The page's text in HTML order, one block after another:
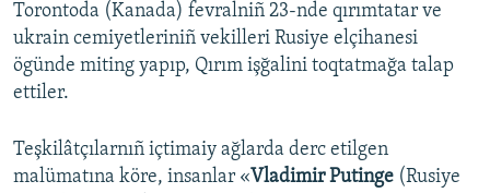
RFE/RS bütün saytları
Torontoda (Kanada) fevralniñ 23-nde qırımtatar ve
ukrain cemiyetleriniñ vekilleri Rusiye elçihanesi
ögünde miting yapıp, Qırım işğalini toqtatmağa talap
ettiler.
Teşkilâtçılarnıñ içtimaiy ağlarda derc etilgen
malümatına köre, insanlar «Vladimir Putinge (Rusiye